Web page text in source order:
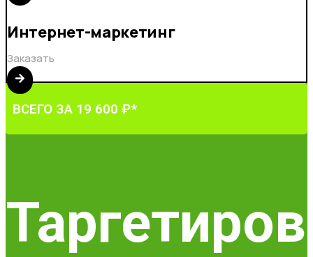
Интернет-маркетинг
Заказать
ВСЕГО ЗА 19 600 ₽*